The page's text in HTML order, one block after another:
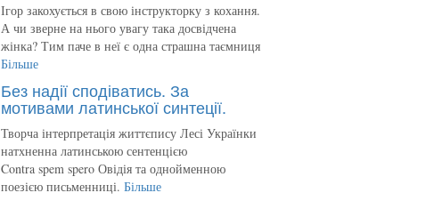
Ігор закохується в свою інструкторку з кохання.
А чи зверне на нього увагу така досвідчена
жінка? Тим паче в неї є одна страшна таємниця
Більше
Без надії сподіватись. За
мотивами латинської синтеції.
Творча інтерпретація життєпису Лесі Українки
натхненна латинською сентенцією
Contra spem spero Овідія та однойменною
поезією письменниці. Більше